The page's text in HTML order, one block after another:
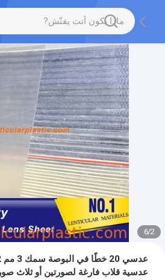
2
/
6
عدسية قلاب فارغة لصورتين أو ثلاث